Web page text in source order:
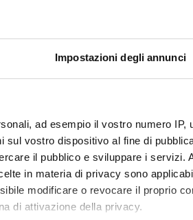
Impostazioni degli annunci
ad esempio il vostro numero IP,
vostro dispositivo al fine di
il pubblico e sviluppare i servizi.
in materia di privacy sono
modificare o revocare il proprio
di attivazione della privacy.